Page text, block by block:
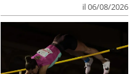
il 06/08/2026